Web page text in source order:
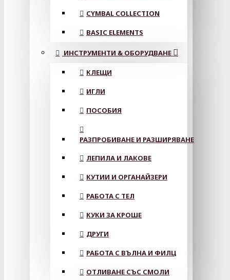
CYMBAL COLLECTION
BASIC ELEMENTS
ИНСТРУМЕНТИ & ОБОРУДВАНЕ
КЛЕЩИ
ИГЛИ
ПОСОБИЯ
РАЗПРОБИВАНЕ И РАЗШИРЯВАНЕ
ЛЕПИЛА И ЛАКОВЕ
КУТИИ И ОРГАНАЙЗЕРИ
РАБОТА С ТЕЛ
КУКИ ЗА КРОШЕ
ДРУГИ
РАБОТА С ВЪЛНА И ФИЛЦ
ОТЛИВАНЕ СЪС СМОЛИ